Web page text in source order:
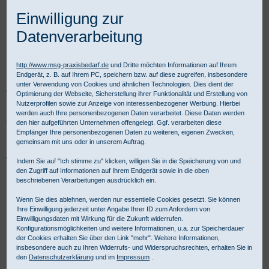
Praxisbedarf Shop Diagnostik Stromquellen und Leuchtmittel
Varta Duracelll Batterien
Varta Batterien, Duracell Mignon oder Duracell Knopfzellen als
Batterien für medizinische Geräte kaufen. Wir führen auch Batterie
Ladegeräte. Für gewerbliche Kunden ist Kauf auf Rechnung
möglich.
Batterien für medizinische Geräte - Produktübersicht:
Auswahl
Produkte/Seitevor Produktliste
Einwilligung zur
Datenverarbeitung
http://www.msg-praxisbedarf.de und Dritte möchten Informationen auf Ihrem
Endgerät, z. B. auf Ihrem PC, speichern bzw. auf diese zugreifen, insbesondere
unter Verwendung von Cookies und ähnlichen Technologien. Dies dient der
Optimierung der Webseite, Sicherstellung ihrer Funktionalität und Erstellung von
Nutzerprofilen sowie zur Anzeige von interessenbezogener Werbung. Hierbei
werden auch Ihre personenbezogenen Daten verarbeitet. Diese Daten werden
den hier aufgeführten Unternehmen offengelegt. Ggf. verarbeiten diese
Empfänger Ihre personenbezogenen Daten zu weiteren, eigenen Zwecken,
gemeinsam mit uns oder in unserem Auftrag.
Indem Sie auf "Ich stimme zu" klicken, willigen Sie in die Speicherung von und
den Zugriff auf Informationen auf Ihrem Endgerät sowie in die oben
beschriebenen Verarbeitungen ausdrücklich ein.
Wenn Sie dies ablehnen, werden nur essentielle Cookies gesetzt. Sie können
Ihre Einwilligung jederzeit unter Angabe Ihrer ID zum Anfordern von
Einwilligungsdaten mit Wirkung für die Zukunft widerrufen.
Konfigurationsmöglichkeiten und weitere Informationen, u.a. zur Speicherdauer
der Cookies erhalten Sie über den Link "mehr". Weitere Informationen,
insbesondere auch zu Ihren Widerrufs- und Widerspruchsrechten, erhalten Sie in
den Datenschutzerklärung und im Impressum